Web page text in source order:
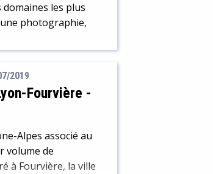
les plus
photographie,
2019
Fourvière -
Alpes associé au
volume de
à Fourvière, la ville